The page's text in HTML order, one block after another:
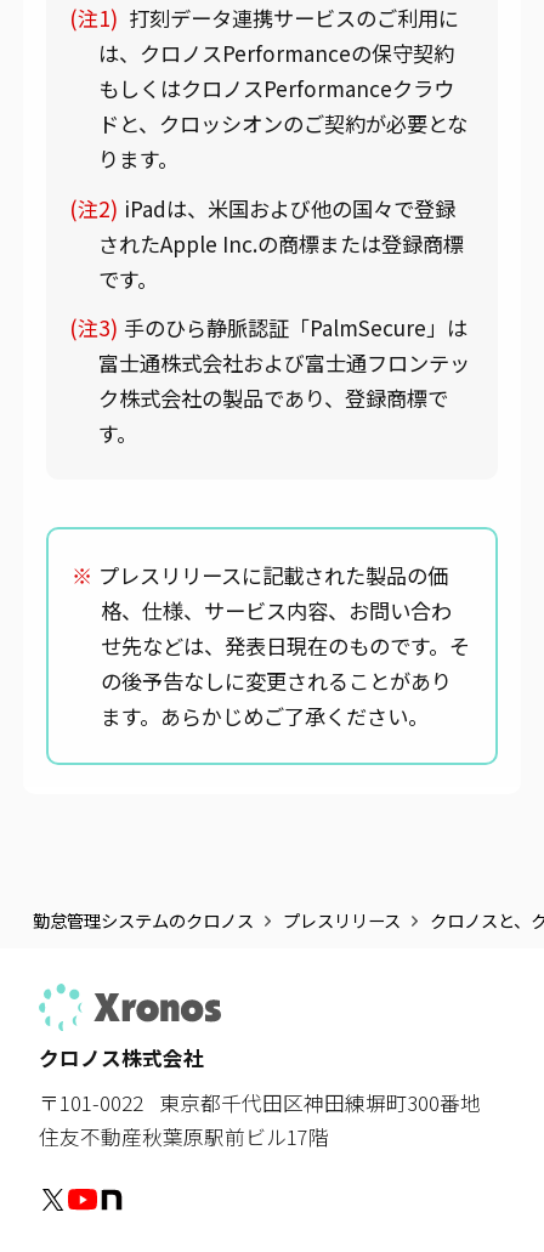
(注1) 打刻データ連携サービスのご利用に
は、クロノスPerformanceの保守契約
もしくはクロノスPerformanceクラウ
ドと、クロッシオンのご契約が必要とな
ります。
(注2) iPadは、米国および他の国々で登録
されたApple Inc.の商標または登録商標
です。
(注3) 手のひら静脈認証「PalmSecure」は
富士通株式会社および富士通フロンテッ
ク株式会社の製品であり、登録商標で
す。
※ プレスリリースに記載された製品の価
格、仕様、サービス内容、お問い合わ
せ先などは、発表日現在のものです。そ
の後予告なしに変更されることがあり
ます。あらかじめご了承ください。
勤怠管理システムのクロノス プレスリリース クロノスと、
クロノス株式会社
〒101-0022
東京都千代田区神田練塀町300番地
住友不動産秋葉原駅前ビル17階